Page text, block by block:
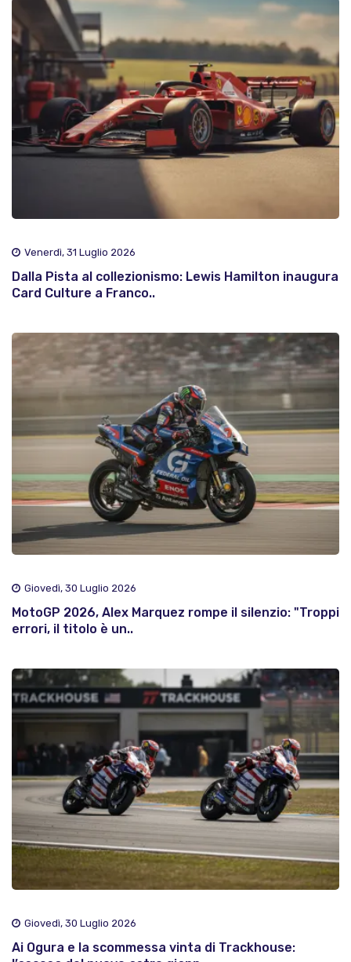
Venerdì, 31 Luglio 2026
Dalla Pista al collezionismo: Lewis Hamilton inaugura
Card Culture a Franco..
Giovedì, 30 Luglio 2026
MotoGP 2026, Alex Marquez rompe il silenzio: "Troppi
errori, il titolo è un..
Giovedì, 30 Luglio 2026
Ai Ogura e la scommessa vinta di Trackhouse: